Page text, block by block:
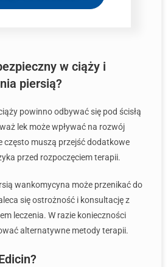
w ciąży i
piersią?
powinno odbywać się pod ścisłą
lek może wpływać na rozwój
często muszą przejść dodatkowe
przed rozpoczęciem terapii.
wankomycyna może przenikać do
się ostrożność i konsultację z
leczenia. W razie konieczności
alternatywne metody terapii.